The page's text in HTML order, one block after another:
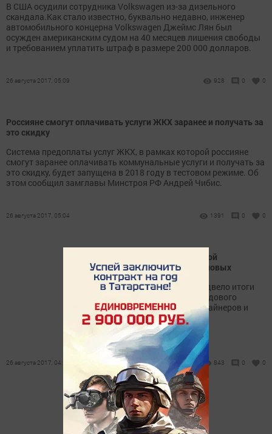
В США осудили сотрудника Volkswagen из-за дизельного
скандала.Как стало известно, буквально недавно, инженер
автомобильного концерна Volkswagen Джеймс Лян был
осужден американским судом на 40 месяцев лишения свободы
и требованием уплатить штраф в размере 200 000 долларов.
26 августа 2017, 05:09 928 0 0
Россияне смогут оплачивать услуги ЖКХ заранее и получать за
это скидку
Система предоплаты услуг ЖКХ, в рамках которой россияне
смогут заранее оплачивать коммунальные услуги и получать за
это скидку, будет запущена в 2018 году в тестовом режиме. Об
этом сообщил замглавы Минстроя РФ Андрей Чибис.
26 августа 2017, 05:04 1391 0 0
Подведены итоги очередной
пятидневки по уборке зерновых
Райсельхозуправление подвело итоги
очередной пятидневки трудового
соперничества среди комбайнеров и
водителей.
26 августа 2017, 04:58 843 0 0